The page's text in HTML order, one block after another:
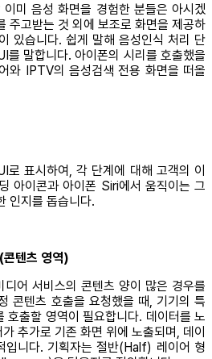
미 음성 화면을 경험한 분들은 아시겠
주고받는 것 외에 보조로 화면을 제공하
있습니다. 쉽게 말해 음성인식 처리 단
를 말합니다. 아이폰의 시리를 호출했을
와 IPTV의 음성검색 전용 화면을 떠올
로 표시하여, 각 단계에 대해 고객의 이
아이콘과 아이폰 Siri에서 움직이는 그
인지를 돕습니다.
텐츠 영역)
어 서비스의 콘텐츠 양이 많은 경우를
콘텐츠 호출을 요청했을 때, 기기의 특
호출할 영역이 필요합니다. 데이터를 노
추가로 기존 화면 위에 노출되며, 데이
입니다. 기획자는 절반(Half) 레이어 형